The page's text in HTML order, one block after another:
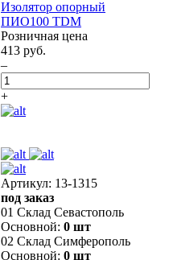
Изолятор опорный
ПИО100 TDM
Розничная цена
413 руб.
–
+
Артикул: 13-1315
под заказ
01 Склад Севастополь
Основной: 0 шт
02 Склад Симферополь
Основной: 0 шт